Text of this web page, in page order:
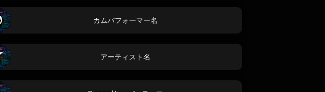
カムパフォーマー名
アーティスト名